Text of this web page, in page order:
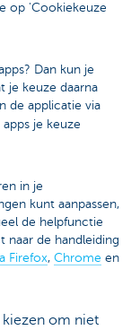
op 'Cookiekeuze
Dan kun je
je keuze daarna
de applicatie via
je keuze
in je
kunt aanpassen,
de helpfunctie
naar de handleiding
Firefox, Chrome en
kiezen om niet